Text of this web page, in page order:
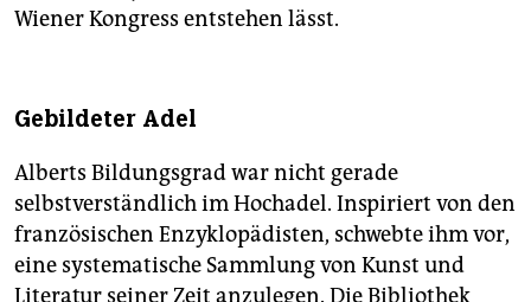
Wiener Kongress entstehen lässt.
Gebildeter Adel
Alberts Bildungsgrad war nicht gerade
selbstverständlich im Hochadel. Inspiriert von den
französischen Enzyklopädisten, schwebte ihm vor,
eine systematische Sammlung von Kunst und
Literatur seiner Zeit anzulegen. Die Bibliothek